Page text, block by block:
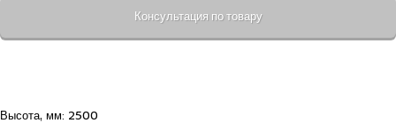
Консультация по товару
Высота, мм: 2500